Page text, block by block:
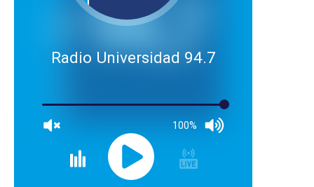
Radio Universidad 94.7
100%